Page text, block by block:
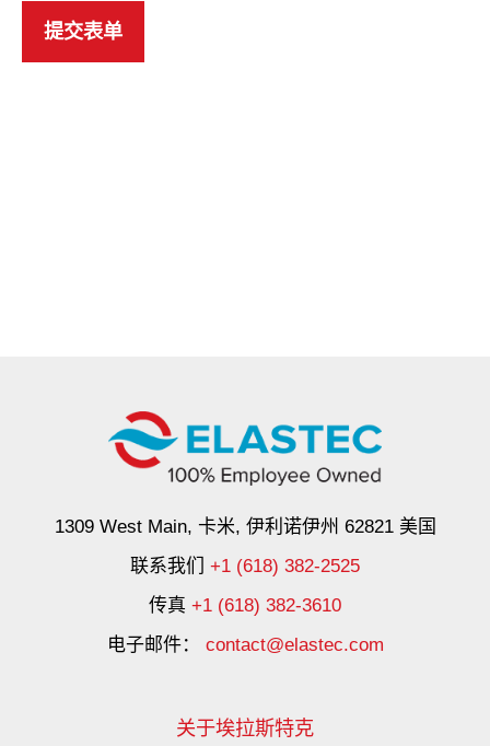
1309 West Main, 卡米, 伊利诺伊州 62821 美国
联系我们 +1 (618) 382-2525
传真 +1 (618) 382-3610
电子邮件： contact@elastec.com
关于埃拉斯特克